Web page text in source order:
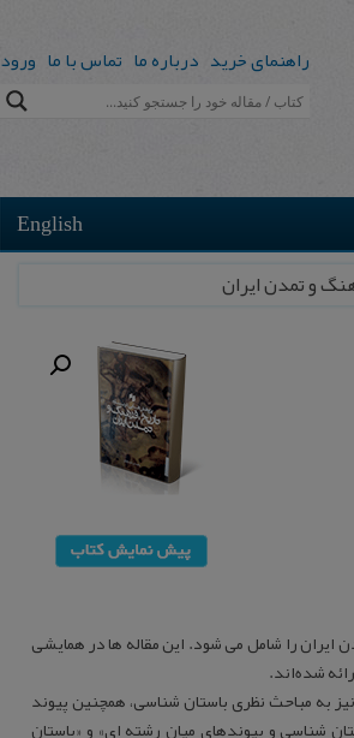
راهنمای خرید درباره ما تماس با ما ورود
English
و تمدن ایران
ایران را شامل می‌ شود. این مقاله‌ ها در همایشی
به مباحث نظری باستان شناسی، همچنین پیوند
شناسی و پیوندهای میان‌ رشته‌ ای» و «باستان‌